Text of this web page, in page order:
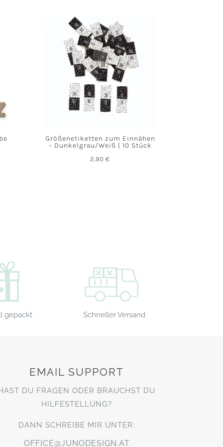
Größenetiketten zum Einnähen
– Dunkelgrau/Weiß | 10 Stück
2,90€
gepackt Schneller Versand
EMAIL SUPPORT
DU FRAGEN ODER BRAUCHST DU
HILFESTELLUNG?
DANN SCHREIBE MIR UNTER:
OFFICE@JUNODESIGN.AT